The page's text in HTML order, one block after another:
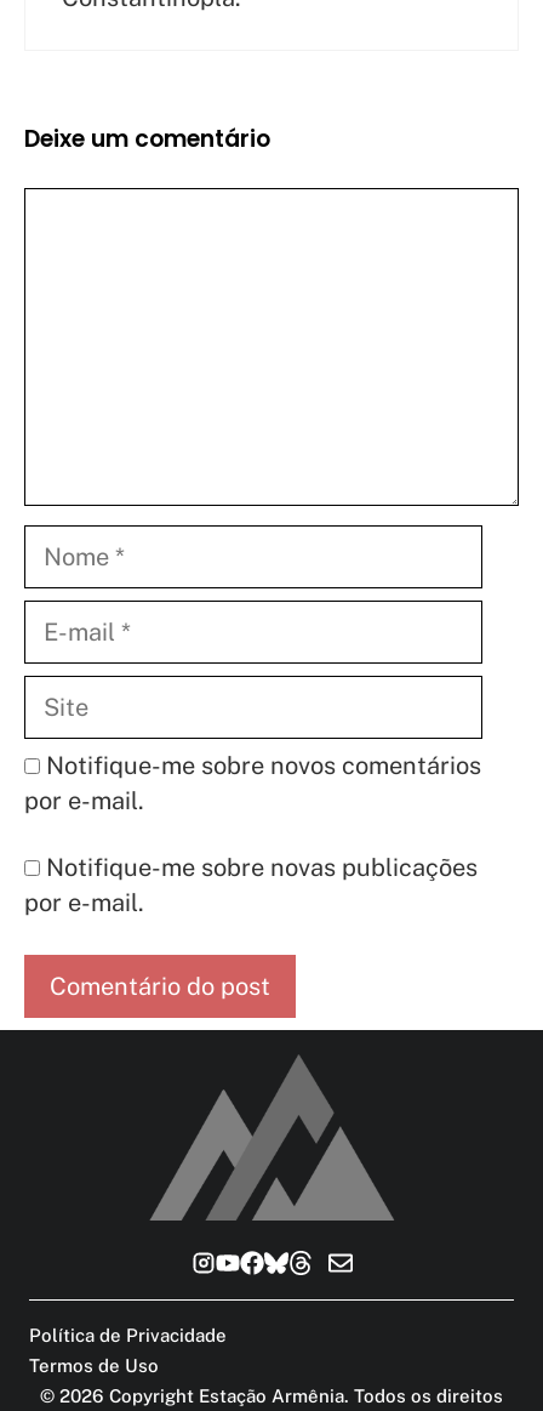
Deixe um comentário
mail
Notifique-me sobre novos comentários
por e-mail.
Notifique-me sobre novas publicações
por e-mail.
© 2026 Copyright Estação Armênia. Todos os direitos
Política de Privacidade
Termos de Uso